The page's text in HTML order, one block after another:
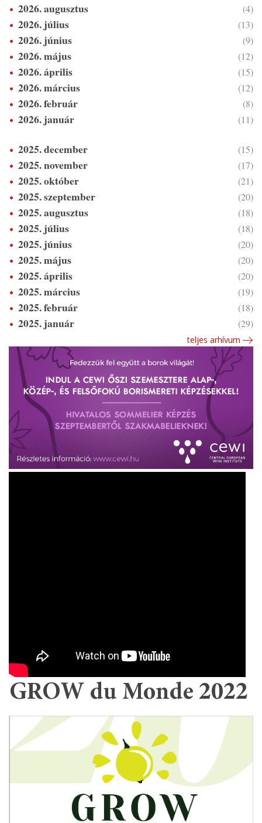
2026. augusztus (4)
2026. július (13)
2026. június (9)
2026. május (12)
2026. április (15)
2026. március (12)
2026. február (8)
2026. január (11)
2025. december (15)
2025. november (17)
2025. október (21)
2025. szeptember (20)
2025. augusztus (18)
2025. július (18)
2025. június (20)
2025. május (20)
2025. április (20)
2025. március (19)
2025. február (18)
2025. január (29)
teljes arhívum
GROW du Monde 2022